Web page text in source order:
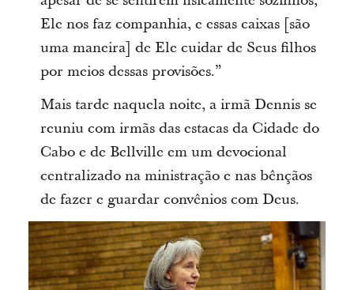
Ele nos faz companhia, e essas caixas [são
uma maneira] de Ele cuidar de Seus filhos
por meios dessas provisões.”
Mais tarde naquela noite, a irmã Dennis se
reuniu com irmãs das estacas da Cidade do
Cabo e de Bellville em um devocional
centralizado na ministração e nas bênçãos
de fazer e guardar convênios com Deus.